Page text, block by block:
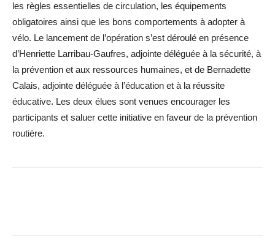
les règles essentielles de circulation, les équipements
obligatoires ainsi que les bons comportements à adopter à
vélo. Le lancement de l’opération s’est déroulé en présence
d’Henriette Larribau-Gaufres, adjointe déléguée à la sécurité, à
la prévention et aux ressources humaines, et de Bernadette
Calais, adjointe déléguée à l’éducation et à la réussite
éducative. Les deux élues sont venues encourager les
participants et saluer cette initiative en faveur de la prévention
routière.